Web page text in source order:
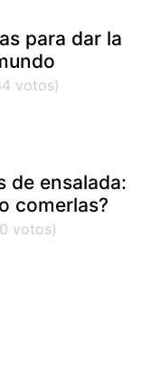
para dar la
de ensalada:
comerlas?